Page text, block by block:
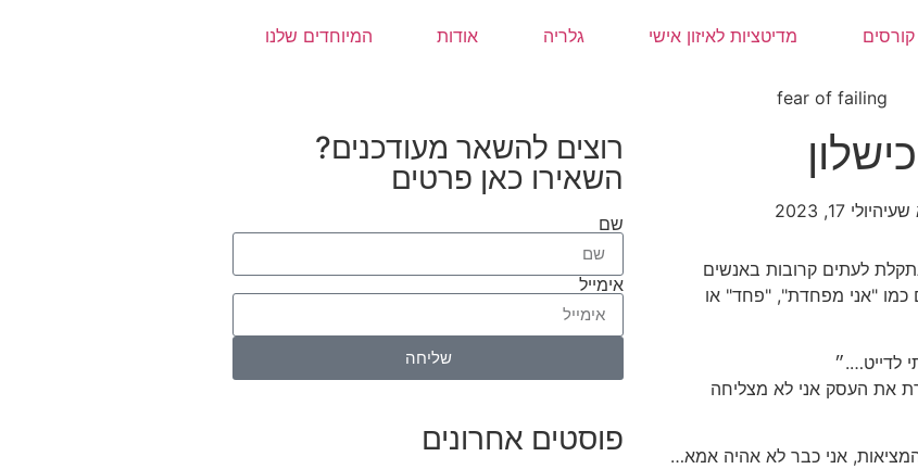
קורסים מדיטציות לאיזון אישי גלריה אודות המיוחדים שלנו
שעיהיולי 17, 2023
לעתים קרובות באנשים
כמו "אני מפחדת", "פחד" או
לדייט….״
את העסק אני לא מצליחה
אני כבר לא אהיה אמא…
רוצים להשאר מעודכנים?
השאירו כאן פרטים
שם
אימייל
שליחה
פוסטים אחרונים